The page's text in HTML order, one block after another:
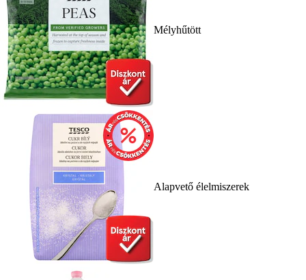
Mélyhűtött
Alapvető élelmiszerek